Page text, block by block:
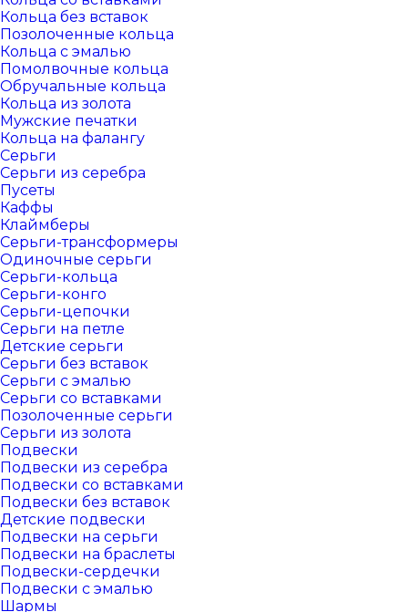
Кольца без вставок
Позолоченные кольца
Кольца с эмалью
Помолвочные кольца
Обручальные кольца
Кольца из золота
Мужские печатки
Кольца на фалангу
Серьги
Серьги из серебра
Пусеты
Каффы
Клаймберы
Серьги-трансформеры
Одиночные серьги
Серьги-кольца
Серьги-конго
Серьги-цепочки
Серьги на петле
Детские серьги
Серьги без вставок
Серьги с эмалью
Серьги со вставками
Позолоченные серьги
Серьги из золота
Подвески
Подвески из серебра
Подвески со вставками
Подвески без вставок
Детские подвески
Подвески на серьги
Подвески на браслеты
Подвески-сердечки
Подвески с эмалью
Шармы